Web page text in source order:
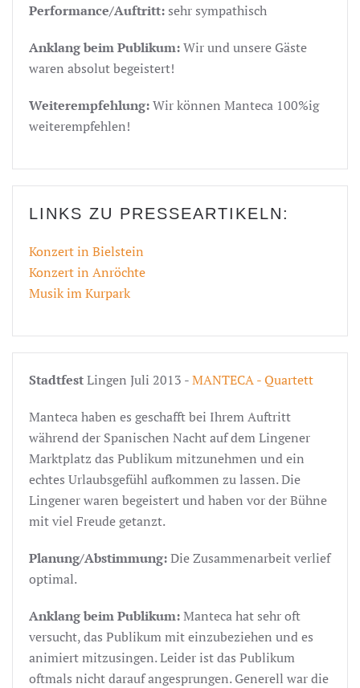
Performance/Auftritt: sehr sympathisch
Anklang beim Publikum:Wir und unsere Gäste
waren absolut begeistert!
Weiterempfehlung:Wir können Manteca 100%ig
weiterempfehlen!
LINKS ZU PRESSEARTIKELN:
Konzert in Bielstein
Konzert in Anröchte
Musik im Kurpark
StadtfestLingen Juli 2013 -MANTECA - Quartett
Manteca haben es geschafft bei Ihrem Auftritt
während der Spanischen Nacht auf dem Lingener
Marktplatz das Publikum mitzunehmen und ein
echtes Urlaubsgefühl aufkommen zu lassen. Die
Lingener waren begeistert und haben vor der Bühne
mit viel Freude getanzt.
Planung/Abstimmung:Die Zusammenarbeit verlief
optimal.
Anklang beim Publikum:Manteca hat sehr oft
versucht, das Publikum mit einzubeziehen und es
animiert mitzusingen. Leider ist das Publikum
oftmals nicht darauf angesprungen. Generell war die